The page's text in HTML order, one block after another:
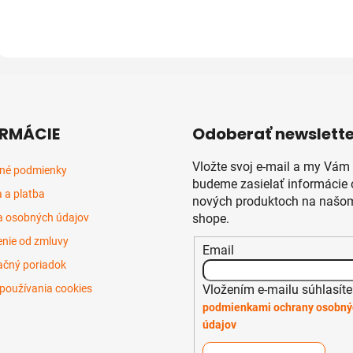
podmienky
a platba
osobných údajov
od zmluvy
poriadok
cookies
Odoberať
Vložte svoj e-mail a my Vám
budeme zasielať informácie
nových produktoch na
shope.
Email
Vložením e-mailu
podmienkami ochrany
údajov